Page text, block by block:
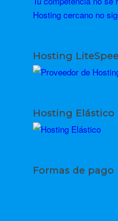
Hosting cercano no
Hosting
Hosting Elástico
Formas de pago